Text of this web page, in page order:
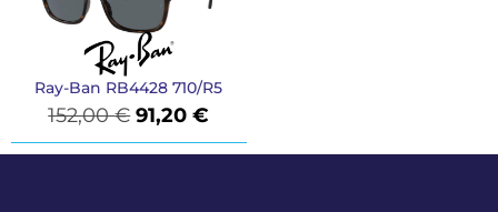
Ray-Ban RB4428 710/R5
152,00€ 91,20€